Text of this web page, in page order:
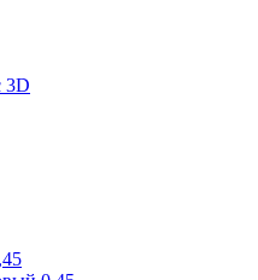
3D